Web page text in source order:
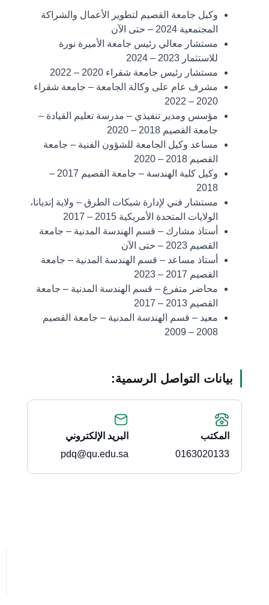
وكيل جامعة القصيم لتطوير الأعمال والشراكة
المجتمعية 2024 – حتى الآن
مستشار معالي رئيس جامعة الأميرة نورة
للاستثمار 2023 – 2024
مستشار رئيس جامعة شقراء 2020 – 2022
مشرف عام على وكالة الجامعة – جامعة شقراء
2020 – 2022
مؤسس ومدير تنفيذي – مدرسة تعليم القيادة –
جامعة القصيم 2018 – 2020
مساعد وكيل الجامعة للشؤون الفنية – جامعة
القصيم 2018 – 2020
وكيل كلية الهندسة – جامعة القصيم 2017 –
2018
مستشار فني لإدارة شبكات الطرق – ولاية إنديانا،
الولايات المتحدة الأمريكية 2015 – 2017
أستاذ مشارك – قسم الهندسة المدنية – جامعة
القصيم 2023 – حتى الآن
أستاذ مساعد – قسم الهندسة المدنية – جامعة
القصيم 2017 – 2023
محاضر متفرغ – قسم الهندسة المدنية – جامعة
القصيم 2013 – 2017
معيد – قسم الهندسة المدنية – جامعة القصيم
2008 – 2009
بيانات التواصل الرسمية:
المكتب
0163020133
البريد الإلكتروني
pdq@qu.edu.sa